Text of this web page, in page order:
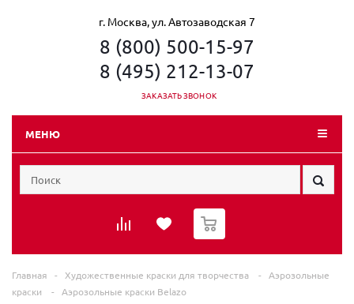
г. Москва, ул. Автозаводская 7
8 (800) 500-15-97
8 (495) 212-13-07
ЗАКАЗАТЬ ЗВОНОК
МЕНЮ
0
Главная - Художественные краски для творчества -
Аэрозольные
краски
- Аэрозольные краски Belazo